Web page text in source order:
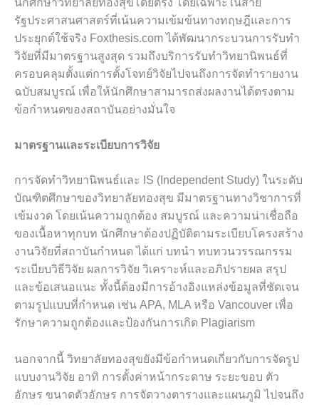
รัฐประศาสนศาสตร์ที่เน้นความเข้มข้นทางทฤษฎีและการ
ประยุกต์ใช้จริง Foxthesis.com ได้พัฒนากระบวนการรับทำ
วิจัยที่มีมาตรฐานสูงสุด รวมถึงบริการรับทำวิทยานิพนธ์ที่
ครอบคลุมตั้งแต่การตั้งโจทย์วิจัยไปจนถึงการจัดทำรายงาน
ฉบับสมบูรณ์ เพื่อให้นักศึกษาสามารถส่งผลงานได้ตรงตาม
ข้อกำหนดของสถาบันอย่างมั่นใจ
มาตรฐานและระเบียบการวิจัย
การจัดทำวิทยานิพนธ์และ IS (Independent Study) ในระดับ
บัณฑิตศึกษาของวิทยาลัยทองสุข มีมาตรฐานทางวิชาการที่
เข้มงวด โดยเน้นความถูกต้อง สมบูรณ์ และความน่าเชื่อถือ
ของเนื้อหาทุกบท นักศึกษาต้องปฏิบัติตามระเบียบโครงสร้าง
งานวิจัยที่สถาบันกำหนด ได้แก่ บทนำ ทบทวนวรรณกรรม
ระเบียบวิธีวิจัย ผลการวิจัย วิเคราะห์และอภิปรายผล สรุป
และข้อเสนอแนะ ทั้งนี้ต้องมีการอ้างอิงแหล่งข้อมูลที่ชัดเจน
ตามรูปแบบที่กำหนด เช่น APA, MLA หรือ Vancouver เพื่อ
รักษาความถูกต้องและป้องกันการเกิด Plagiarism
นอกจากนี้ วิทยาลัยทองสุขยังมีข้อกำหนดเกี่ยวกับการจัดรูป
แบบงานวิจัย อาทิ การตั้งค่าหน้ากระดาษ ระยะขอบ ตัว
อักษร ขนาดตัวอักษร การจัดวางตารางและแผนภูมิ ไปจนถึง